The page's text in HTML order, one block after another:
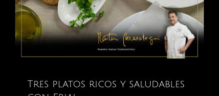
Tres platos ricos y saludables